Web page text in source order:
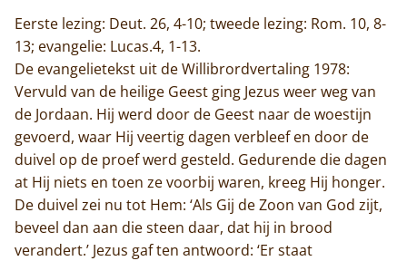
Eerste lezing: Deut. 26, 4-10; tweede lezing: Rom. 10, 8-
13; evangelie: Lucas.4, 1-13.
De evangelietekst uit de Willibrordvertaling 1978:
Vervuld van de heilige Geest ging Jezus weer weg van
de Jordaan. Hij werd door de Geest naar de woestijn
gevoerd, waar Hij veertig dagen verbleef en door de
duivel op de proef werd gesteld. Gedurende die dagen
at Hij niets en toen ze voorbij waren, kreeg Hij honger.
De duivel zei nu tot Hem: ‘Als Gij de Zoon van God zijt,
beveel dan aan die steen daar, dat hij in brood
verandert.’ Jezus gaf ten antwoord: ‘Er staat